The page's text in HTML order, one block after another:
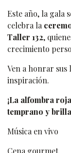
Este año, la gala
celebra la
Taller 132,
crecimiento
Ven a honrar sus
inspiración.
¡La alfombra
temprano y
Música en vivo